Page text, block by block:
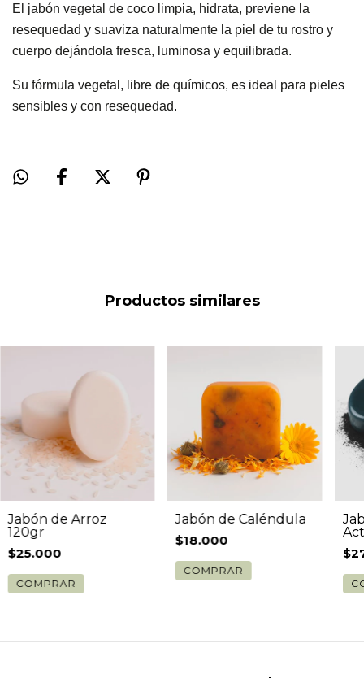
El jabón vegetal de coco limpia, hidrata, previene la
resequedad y suaviza naturalmente la piel de tu rostro y
cuerpo dejándola fresca, luminosa y equilibrada.
Su fórmula vegetal, libre de químicos, es ideal para pieles
sensibles y con resequedad.
Productos similares
Jabón de Arroz
120gr
$25.000
Jabón de Caléndula
$18.000